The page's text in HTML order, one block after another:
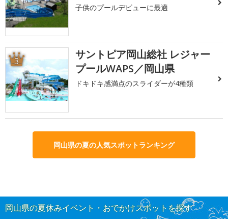
子供のプールデビューに最適
3
サントピア岡山総社 レジャー
プールWAPS／岡山県
ドキドキ感満点のスライダーが4種類
岡山県の夏の人気スポットランキング
岡山県の夏休みイベント・おでかけスポットを探す